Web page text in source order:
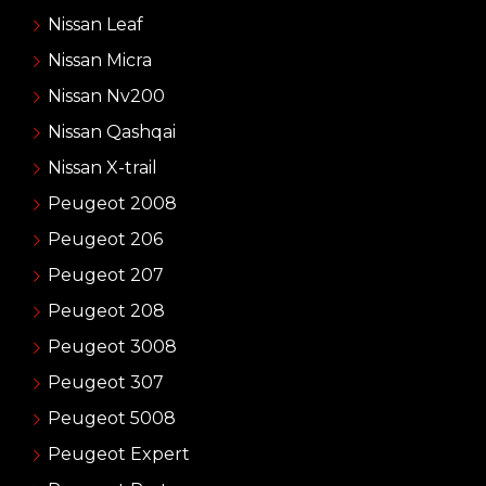
Nissan Leaf
Nissan Micra
Nissan Nv200
Nissan Qashqai
Nissan X-trail
Peugeot 2008
Peugeot 206
Peugeot 207
Peugeot 208
Peugeot 3008
Peugeot 307
Peugeot 5008
Peugeot Expert